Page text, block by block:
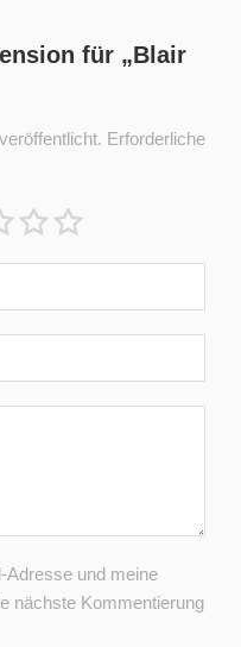
für „Blair
Erforderliche
Adresse und meine
nächste Kommentierung